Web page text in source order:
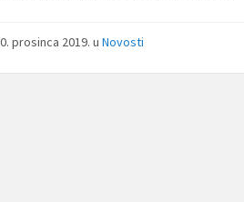
prosinca 2019.uNovosti